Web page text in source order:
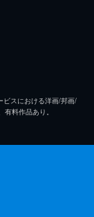
スにおける洋画/邦画/
料作品あり。